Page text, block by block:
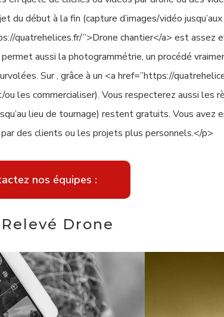
du début à la fin (capture d’images/vidéo
quatrehelices.fr/”>Drone chantier</a> est assez
aussi la photogrammétrie, un procédé
Sur , grâce à un <a href=”https://
les commercialiser). Vous respecterez aussi les
lieu de tournage) restent gratuits. Vous avez
des clients ou les projets plus personnels.</p>
nos équipes :
Drone